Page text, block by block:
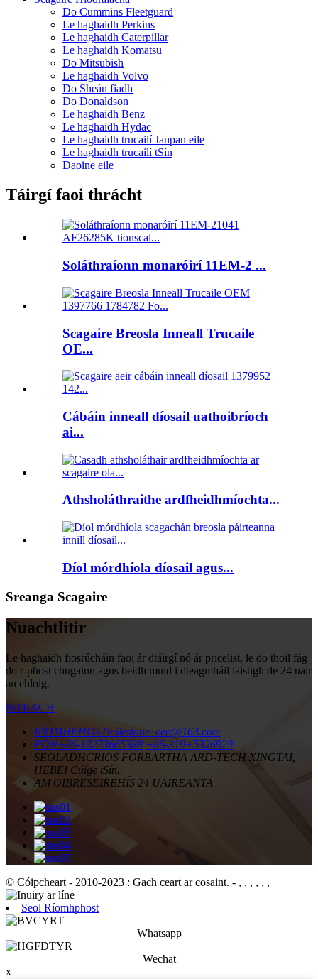
Do Cummins Fleetguard
Le haghaidh Perkins
Le haghaidh Caterpillar
Le haghaidh Komatsu
Do Mitsubish
Le haghaidh Volvo
Do Sheán fiadh
Do Donaldson
Le haghaidh Benz
Le haghaidh Hydac
Le haghaidh trucailí Janpan eile
Le haghaidh trucailí tSín
Daoine eile
Táirgí faoi thrácht
Soláthraíonn monaróirí 11EM-2 ...
Scagaire Breosla Inneall Trucaile
OE...
Cábáin inneall díosail uathoibríoch
ai...
Athsholáthraithe ardfheidhmíochta...
Díol mórdhíola díosail agus...
Sreanga Scagaire
Nuachtlitir
Le haghaidh fiosrúcháin faoi ár dtáirgí nó ár pricelist, le do thoil fág
do r-phost chugainn agus beidh muid i dteagmháil laistigh de 24 uair
an chloig.
ISTEACH
RÍOMHPHOSTmilestone_ceo@163.com
FÓN+86-13273665388 +86-319+5326929
SEOLADHCRIOS FORBARTHA ARD-TECH XINGTAI,
HEBEI Cúige tSín.
AM OIBRESEIRBHÍS 24 UAIREANTA
© Cóipcheart - 2010-2023 : Gach ceart ar cosaint. - , , , , , ,
Seol Ríomhphost
Whatsapp
Wechat
x